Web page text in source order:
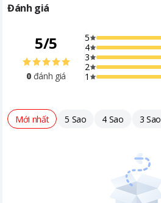
Đánh giá
5/5
0 đánh giá
5
4
3
2
1
Mới nhất 5 Sao 4 Sao 3 Sao